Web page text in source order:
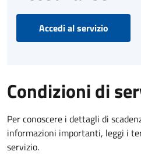
Accedi al servizio
Condizioni di
Per conoscere i dettagli di
informazioni importanti, leggi i
servizio.